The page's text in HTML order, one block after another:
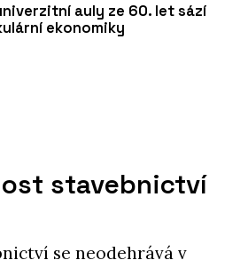
auly ze 60. let sází
ekonomiky
stavebnictví
se neodehrává v